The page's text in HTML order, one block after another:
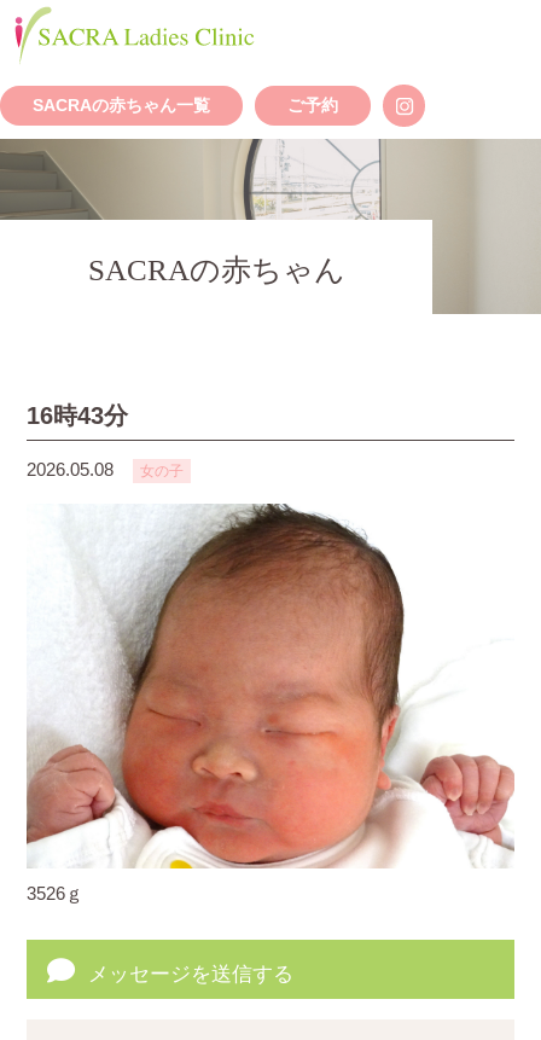
SACRAの赤ちゃん一覧 ご予約
SACRAの赤ちゃん
16時43分
2026.05.08 女の子
3526ｇ
メッセージを送信する